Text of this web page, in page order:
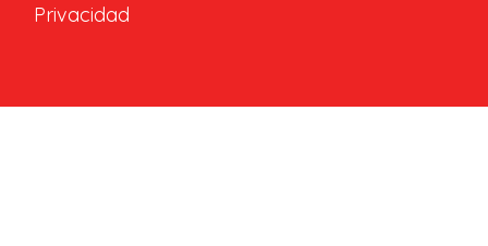
Privacidad